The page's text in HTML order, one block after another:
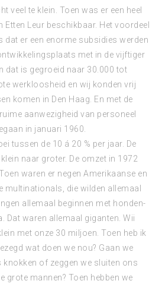
veel te klein. Toen was er een heel
Etten Leur beschikbaar. Het voordeel
dat er een enorme subsidies werden
met in de vijftiger
dat is gegroeid naar 30.000 tot
werkloosheid en wij konden vrij
komen in Den Haag. En met de
aanwezigheid van personeel
in januari 1960.
tussen de 10 á 20 % per jaar. De
naar groter. De omzet in 1972
waren er negen Amerikaanse en
multinationals, die wilden allemaal
allemaal beginnen met honden-
Dat waren allemaal giganten. Wii
met onze 30 miljoen. Toen heb ik
wat doen we nou? Gaan we
knokken of zeggen we sluiten ons
grote mannen? Toen hebben we